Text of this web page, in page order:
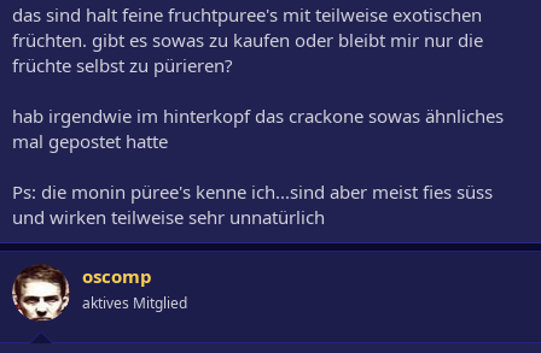
das sind halt feine fruchtpuree's mit teilweise exotischen
früchten. gibt es sowas zu kaufen oder bleibt mir nur die
früchte selbst zu pürieren?
hab irgendwie im hinterkopf das crackone sowas ähnliches
mal gepostet hatte
Ps: die monin püree's kenne ich...sind aber meist fies süss
und wirken teilweise sehr unnatürlich
oscomp
aktives Mitglied